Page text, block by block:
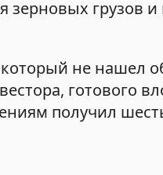
зерновых грузов
не нашел
готового
получил